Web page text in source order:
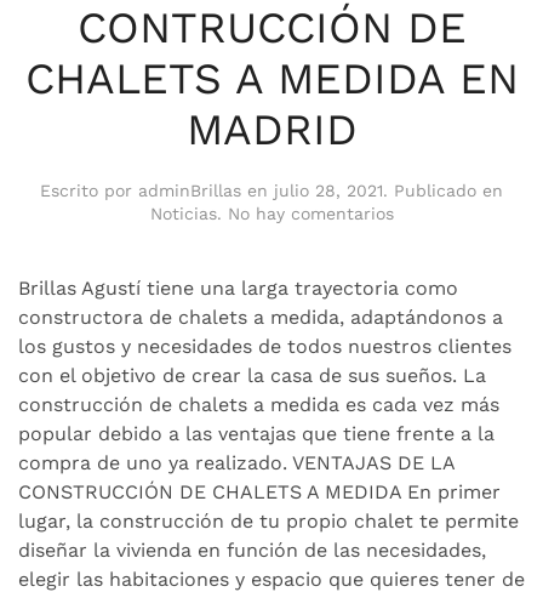
CONTRUCCIÓN DE
CHALETS A MEDIDA EN
MADRID
Escrito por adminBrillas en julio 28, 2021. Publicado en
Noticias. No hay comentariosen
CHALETS
MEDIDA
EN
MADRID
Brillas Agustí tiene una larga trayectoria como
constructora de chalets a medida, adaptándonos a
los gustos y necesidades de todos nuestros clientes
con el objetivo de crear la casa de sus sueños. La
construcción de chalets a medida es cada vez más
popular debido a las ventajas que tiene frente a la
compra de uno ya realizado. VENTAJAS DE LA
CONSTRUCCIÓN DE CHALETS A MEDIDA En primer
lugar, la construcción de tu propio chalet te permite
diseñar la vivienda en función de las necesidades,
elegir las habitaciones y espacio que quieres tener de